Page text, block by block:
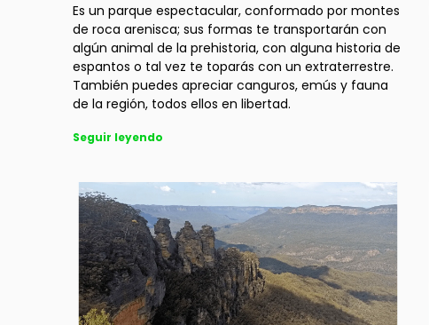
Es un parque espectacular, conformado por montes
de roca arenisca; sus formas te transportarán con
algún animal de la prehistoria, con alguna historia de
espantos o tal vez te toparás con un extraterrestre.
También puedes apreciar canguros, emús y fauna
de la región, todos ellos en libertad.
Seguir leyendo